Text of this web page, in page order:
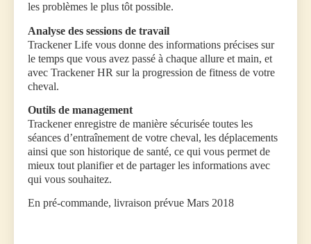
les problèmes le plus tôt possible.
Analyse des sessions de travail
Trackener Life vous donne des informations précises sur
le temps que vous avez passé à chaque allure et main, et
avec Trackener HR sur la progression de fitness de votre
cheval.
Outils de management
Trackener enregistre de manière sécurisée toutes les
séances d’entraînement de votre cheval, les déplacements
ainsi que son historique de santé, ce qui vous permet de
mieux tout planifier et de partager les informations avec
qui vous souhaitez.
En pré-commande, livraison prévue Mars 2018